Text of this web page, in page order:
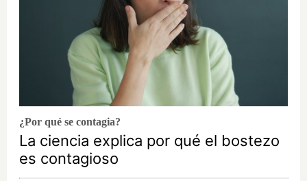
¿Por qué se contagia?
La ciencia explica por qué el bostezo
es contagioso